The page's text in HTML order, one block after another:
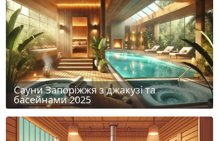
Сауни Запоріжжя з джакузі та
басейнами 2025